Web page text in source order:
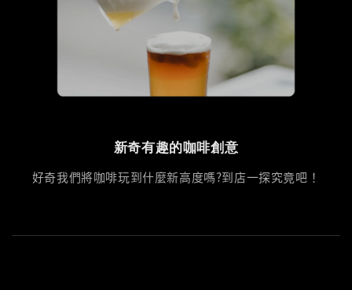
新奇有趣的咖啡創意
好奇我們將咖啡玩到什麼新高度嗎?到店一探究竟吧！